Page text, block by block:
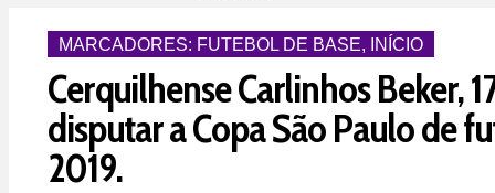
MARCADORES: FUTEBOL DE BASE, INÍCIO
Cerquilhense Carlinhos Beker,
disputar a Copa São Paulo de
2019.